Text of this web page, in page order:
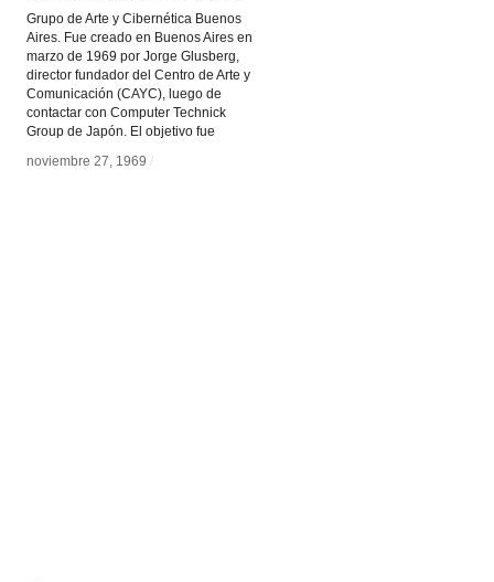
Grupo de Arte y Cibernética Buenos
Aires. Fue creado en Buenos Aires en
marzo de 1969 por Jorge Glusberg,
director fundador del Centro de Arte y
Comunicación (CAYC), luego de
contactar con Computer Technick
Group de Japón. El objetivo fue
noviembre 27, 1969 /
noviembre 27, 1969 /